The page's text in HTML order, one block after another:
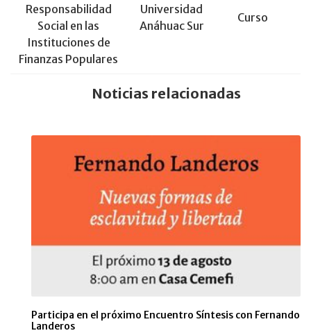
Responsabilidad
Social en las
Instituciones de
Finanzas Populares
Universidad
Anáhuac Sur
Curso
Noticias relacionadas
Participa en el próximo Encuentro Síntesis con Fernando
Landeros